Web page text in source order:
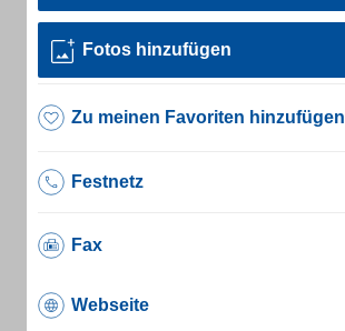
Fotos hinzufügen
Zu meinen Favoriten hinzufügen
Festnetz
Fax
Webseite